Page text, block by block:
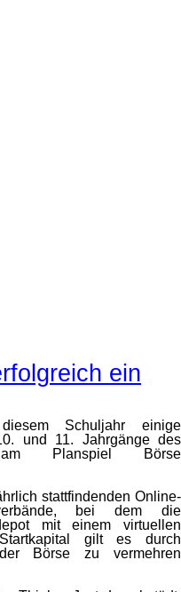
ein
Schuljahr einige
und 11. Jahrgänge des
am Planspiel Börse
stattfindenden Online-
bei dem die
mit einem virtuellen
gilt es durch
Börse zu vermehren